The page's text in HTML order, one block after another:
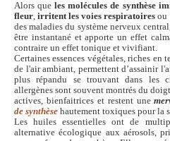
Alors queles molécules de synthèse
fleur,irritent les voies respiratoiresou
des maladies du système nerveux
être instantané et apporte un effet
contraire un effet tonique et vivifiant.
Certaines essences végétales, riches en
de l'air ambiant, permettent d’assainir
plus répandu se trouvant dans les
allergènes sont souvent montrés du
actives, bienfaitrices et restent une
de synthèse hautement toxiques pour la
Les huiles essentielles ont de
alternative écologique aux aérosols,